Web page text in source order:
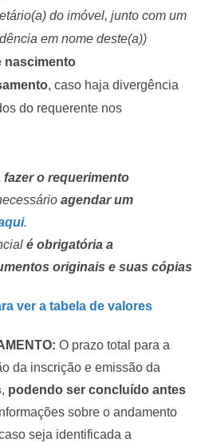
do imóvel, junto com um
em nome deste(a))
nascimento
, caso haja divergência
do requerente nos
fazer o requerimento
agendar um
.
é obrigatória a
originais e suas cópias
ver a tabela de valores
O prazo total para a
da inscrição e emissão da
, podendo ser concluído antes
sobre o andamento
seja identificada a